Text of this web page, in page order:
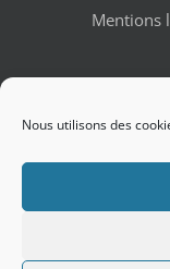
Nous utilisons des
Mentions